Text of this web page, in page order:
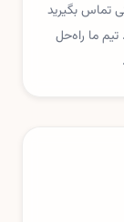
تماس بگیرید
ما راه‌حل